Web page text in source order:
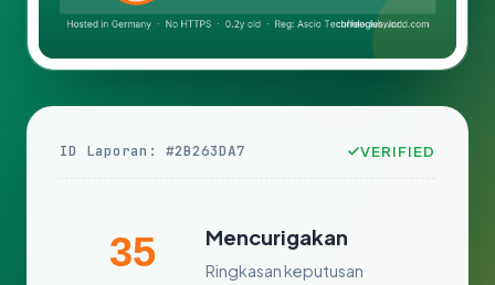
ID Laporan: #2B263DA7 VERIFIED
35 Mencurigakan
Ringkasan keputusan